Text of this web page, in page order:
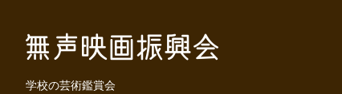
学校の芸術鑑賞会